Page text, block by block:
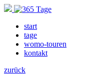
start
tage
womo-touren
kontakt
zurück